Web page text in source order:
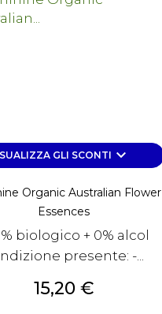
GLI SCONTI keyboard_arrow_down
Organic Australian Flower
Essences
biologico + 0% alcol
presente: -...
Prezzo
15,20 €